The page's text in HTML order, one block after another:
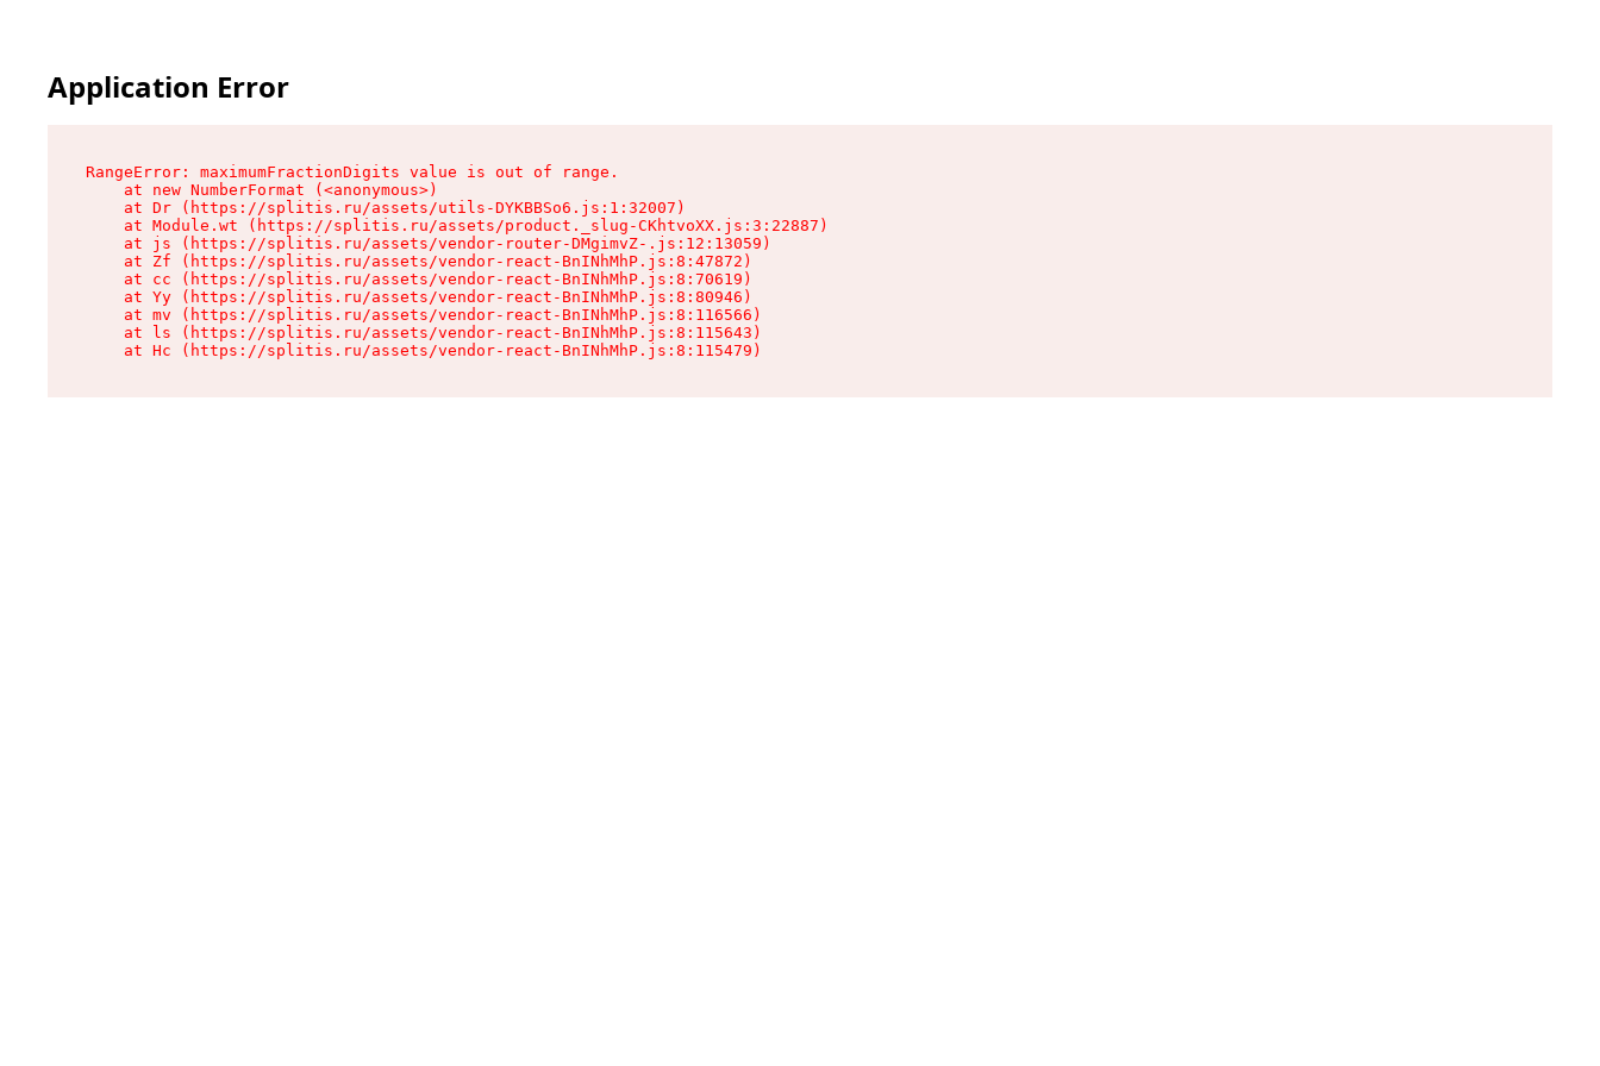
Application Error
RangeError: maximumFractionDigits value is out of range.
    at new NumberFormat (<anonymous>)
    at Dr (https://splitis.ru/assets/utils-DYKBBSo6.js:1:32007)
    at Module.wt (https://splitis.ru/assets/product._slug-CKhtvoXX.js:3:22887)
    at js (https://splitis.ru/assets/vendor-router-DMgimvZ-.js:12:13059)
    at Zf (https://splitis.ru/assets/vendor-react-BnINhMhP.js:8:47872)
    at cc (https://splitis.ru/assets/vendor-react-BnINhMhP.js:8:70619)
    at Yy (https://splitis.ru/assets/vendor-react-BnINhMhP.js:8:80946)
    at mv (https://splitis.ru/assets/vendor-react-BnINhMhP.js:8:116566)
    at ls (https://splitis.ru/assets/vendor-react-BnINhMhP.js:8:115643)
    at Hc (https://splitis.ru/assets/vendor-react-BnINhMhP.js:8:115479)